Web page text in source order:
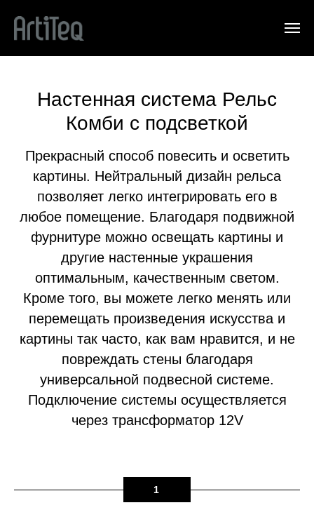
Настенная система Рельс
Комби с подсветкой
Прекрасный способ повесить и осветить
картины. Нейтральный дизайн рельса
позволяет легко интегрировать его в
любое помещение. Благодаря подвижной
фурнитуре можно освещать картины и
другие настенные украшения
оптимальным, качественным светом.
Кроме того, вы можете легко менять или
перемещать произведения искусства и
картины так часто, как вам нравится, и не
повреждать стены благодаря
универсальной подвесной системе.
Подключение системы осуществляется
через трансформатор 12V
1